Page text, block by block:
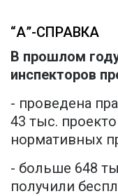
“А”-СПРАВКА
В прошлом
инспекторов
- проведена
43 тыс.
нормативных
- больше 648
получили